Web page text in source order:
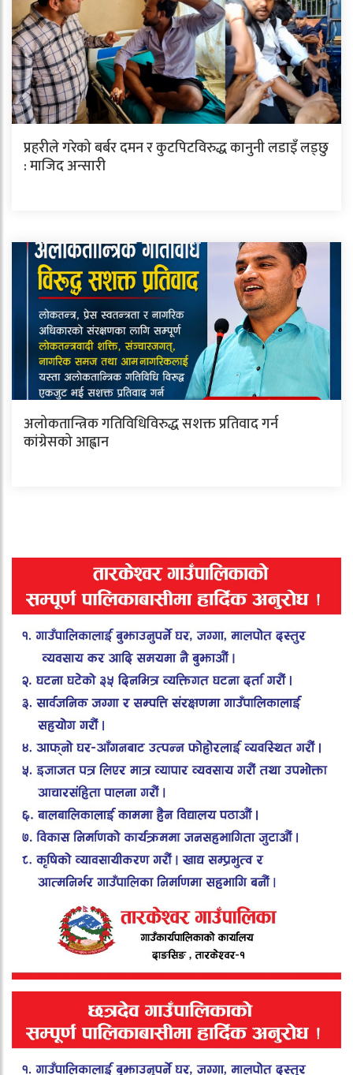
प्रहरीले गरेको बर्बर दमन र कुटपिटविरुद्ध कानुनी लडाइँ लड्छु
: माजिद अन्सारी
अलोकतान्त्रिक गतिविधिविरुद्ध सशक्त प्रतिवाद गर्न
कांग्रेसको आह्वान